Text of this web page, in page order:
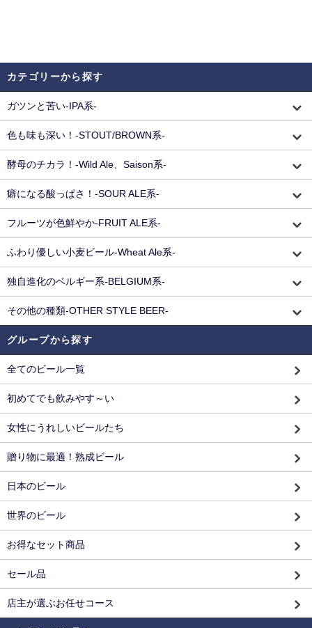
カテゴリーから探す
ガツンと苦い-IPA系-
色も味も深い！-STOUT/BROWN系-
酵母のチカラ！-Wild Ale、Saison系-
癖になる酸っぱさ！-SOUR ALE系-
フルーツが色鮮やか-FRUIT ALE系-
ふわり優しい小麦ビール-Wheat Ale系-
独自進化のベルギー系-BELGIUM系-
その他の種類-OTHER STYLE BEER-
グループから探す
全てのビール一覧
初めてでも飲みやす～い
女性にうれしいビールたち
贈り物に最適！熟成ビール
日本のビール
世界のビール
お得なセット商品
セール品
店主が選ぶお任せコース